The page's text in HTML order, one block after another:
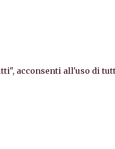
acconsenti all'uso di